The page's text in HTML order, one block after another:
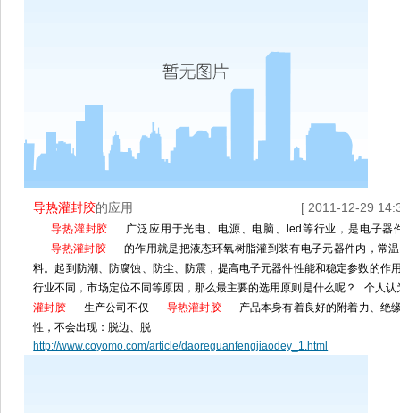
导热灌封胶的应用 [ 2011-12-29
导热灌封胶
广泛应用于光电、电源、电脑、led等行业，是电子器
导热灌封胶
的作用就是把液态环氧树脂灌到装有电子元器件内，常
料。起到防潮、防腐蚀、防尘、防震，提高电子元器件性能和稳定参数的
行业不同，市场定位不同等原因，那么最主要的选用原则是什么呢？ 个人
灌封胶
生产公司不仅 导热灌封胶
产品本身有着良好的附着力、绝
性，不会出现：脱边、脱
http://www.coyomo.com/article/daoreguanfengjiaodey_1.html